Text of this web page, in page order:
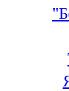
106,6
105,2